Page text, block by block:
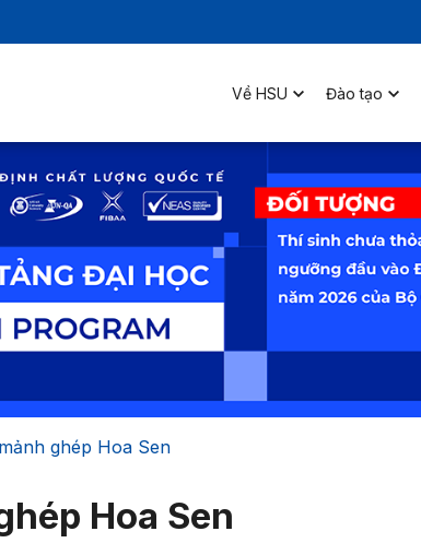
Về HSU Đào tạo
ghép Hoa Sen
Hoa Sen